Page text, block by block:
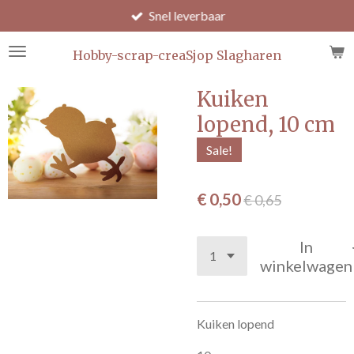
direct
naar
hoofdinhoud
Hobby-scrap-creaSjop Slagharen
Snel leverbaar
Kuiken
lopend, 10 cm
Sale!
€ 0,50€ 0,65
In
winkelwagen
Kuiken lopend